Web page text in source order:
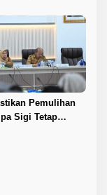
Pemulihan
Sigi Tetap